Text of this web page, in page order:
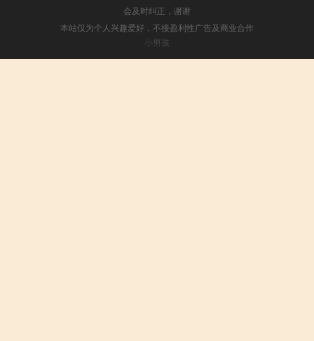
会及时纠正，谢谢
本站仅为个人兴趣爱好，不接盈利性广告及商业合作
小男孩